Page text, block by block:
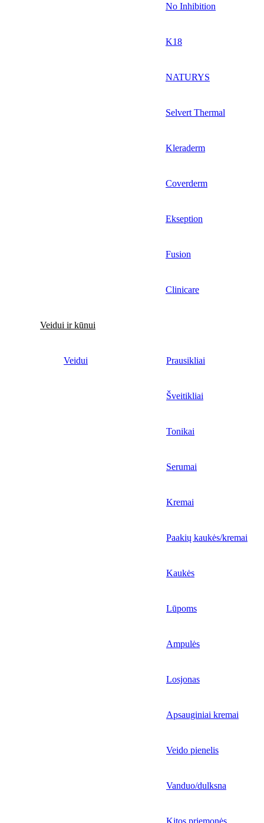
No Inhibition
K18
NATURYS
Selvert Thermal
Kleraderm
Coverderm
Ekseption
Fusion
Clinicare
Veidui ir kūnui
Veidui Prausikliai
Šveitikliai
Tonikai
Serumai
Kremai
Paakių kaukės/kremai
Kaukės
Lūpoms
Ampulės
Losjonas
Apsauginiai kremai
Veido pienelis
Vanduo/dulksna
Kitos priemonės